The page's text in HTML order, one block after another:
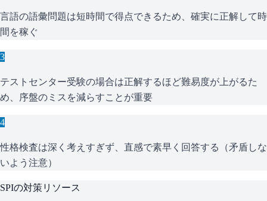
言語の語彙問題は短時間で得点できるため、確実に正解して時
間を稼ぐ
3
テストセンター受験の場合は正解するほど難易度が上がるた
め、序盤のミスを減らすことが重要
4
性格検査は深く考えすぎず、直感で素早く回答する（矛盾しな
いよう注意）
SPIの対策リソース